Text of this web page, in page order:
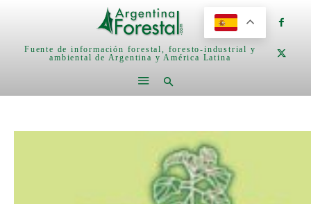
Fuente de información forestal, foresto-industrial y
ambiental de Argentina y América Latina